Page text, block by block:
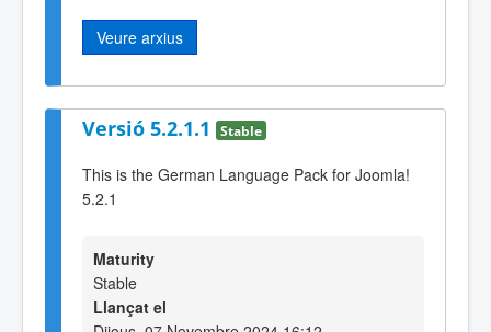
Veure arxius
Versió 5.2.1.1 Stable
This is the German Language Pack for Joomla!
5.2.1
Maturity
Stable
Llançat el